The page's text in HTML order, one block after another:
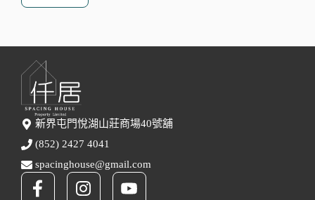
新界屯門悅湖山莊商場40號舖
(852) 2427 4041
spacinghouse@gmail.com